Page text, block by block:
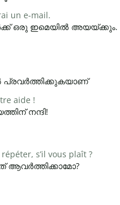
un e-mail.
ഒരു ഇമെയിൽ അയയ്ക്കും.
aide !
നന്ദി!
s’il vous plaît ?
ആവർത്തിക്കാമോ?